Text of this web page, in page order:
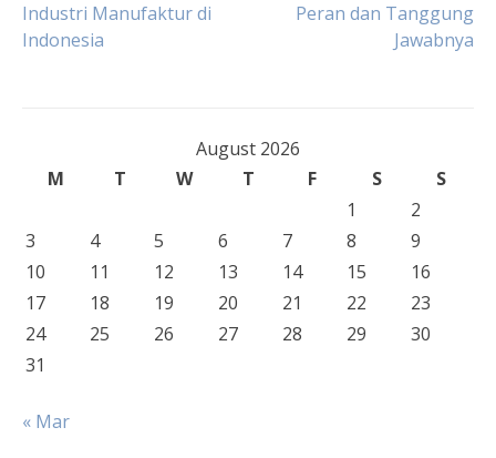
navigation
Industri Manufaktur di
Indonesia
Peran dan Tanggung
Jawabnya
August 2026
M
T W T F S
S
1
2
3
4 5 6 7 8
9
10
11 12 13 14 15
16
17
18 19 20 21 22
23
24
25 26 27 28 29
30
31
« Mar